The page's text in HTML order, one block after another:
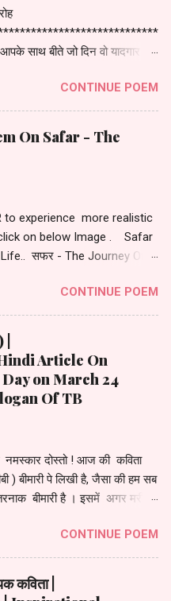
साथ बीते जो दिन वो यादगार बन
साथ मिलके रहना आशावादी होना
तो दूसरों के लिए मिसाल बन गए।
आपका साथ हमारे लिए था एक
आप , चेहरे पे एक तेज लिए हुए कम न
लिए हुए । आपके साथ काम
काम करना हम सबके लिए
CONTINUE POEM
On Safar - The
to experience more realistic
on below Image . Safar
सफर - The Journey Of
ही जिंदगी रहा कभी अकेले रहे
मिल गया । बीता सफर यूँ जैसा के
तो पाया हाथों से लकीरें ही मिट
मेरे अपने ख़ास थे मूँद लू आंखें तो
जो सफर में वो भी अज़ीज़ थे हम
मेरे करीब थे ! ज़िन्दगी सफर में खुद
सफर ही ज़िन्दगी बस बताती रही
CONTINUE POEM
Article On
on March 24
Of TB
नमस्कार दोस्तो ! आज की कविता
) बीमारी पे लिखी है, जैसा की हम सब
बीमारी है । इसमें अगर मरीज़
रूप में पेश किया है जिससे की आपको इसे
आप सभी से निवेदन है की आप
इस बीमारी को अपने देश में जड़ से
फैलाये , और अगर किसी को टी.बी
CONTINUE POEM
कविता |